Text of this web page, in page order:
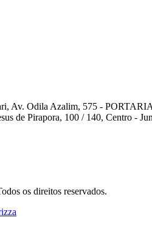
Av. Odila Azalim, 575 -
de Pirapora, 100 / 140, Centro -
os direitos reservados.